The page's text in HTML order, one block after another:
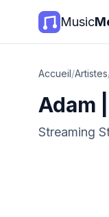
Music
Accueil/Artistes
Streaming